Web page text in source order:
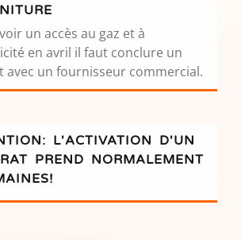
un accès au gaz et à
en avril il faut conclure un
avec un fournisseur commercial.
L'ACTIVATION D'UN
PREND NORMALEMENT